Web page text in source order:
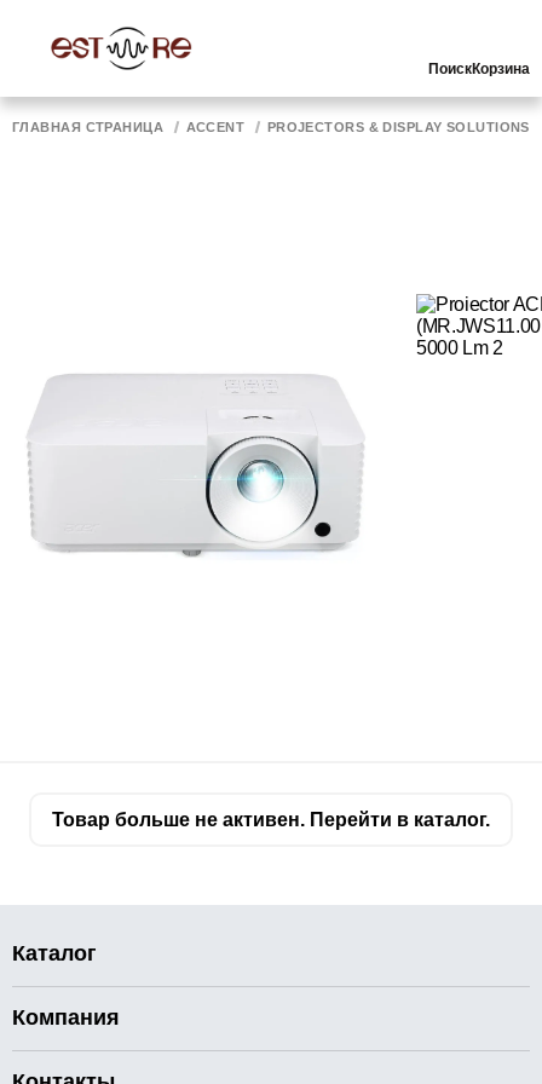
ПоискКорзина
ГЛАВНАЯ СТРАНИЦА ACCENT PROJECTORS & DISPLAY SOLUTIONS
Товар больше не активен. Перейти в каталог.
Каталог
Компания